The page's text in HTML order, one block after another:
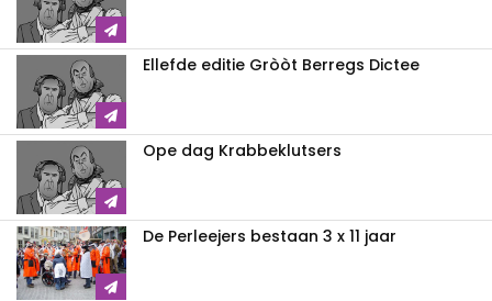
Ellefde editie Gròòt Berregs Dictee
Ope dag Krabbeklutsers
De Perleejers bestaan 3 x 11 jaar